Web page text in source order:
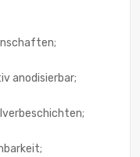
anodisierbar;